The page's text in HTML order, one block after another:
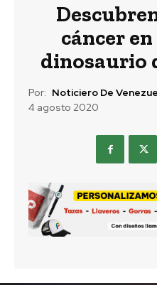
cáncer
dinosaurio
Por: Noticiero De
4 agosto 2020